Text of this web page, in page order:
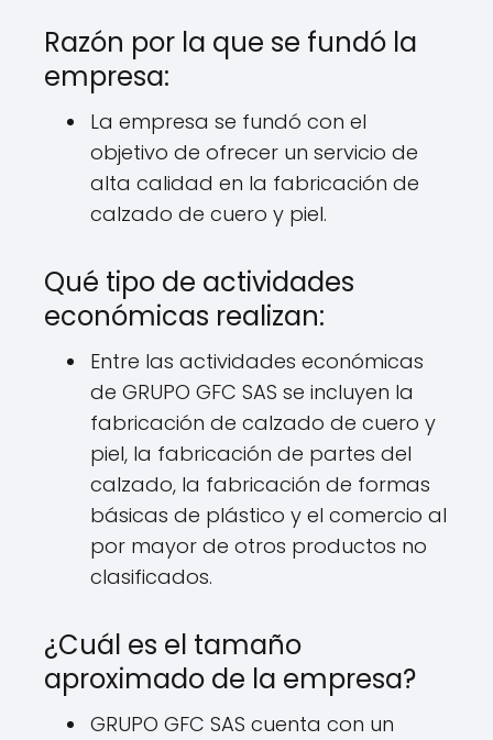
Razón por la que se fundó la
empresa:
La empresa se fundó con el
objetivo de ofrecer un servicio de
alta calidad en la fabricación de
calzado de cuero y piel.
Qué tipo de actividades
económicas realizan:
Entre las actividades económicas
de GRUPO GFC SAS se incluyen la
fabricación de calzado de cuero y
piel, la fabricación de partes del
calzado, la fabricación de formas
básicas de plástico y el comercio al
por mayor de otros productos no
clasificados.
¿Cuál es el tamaño
aproximado de la empresa?
GRUPO GFC SAS cuenta con un